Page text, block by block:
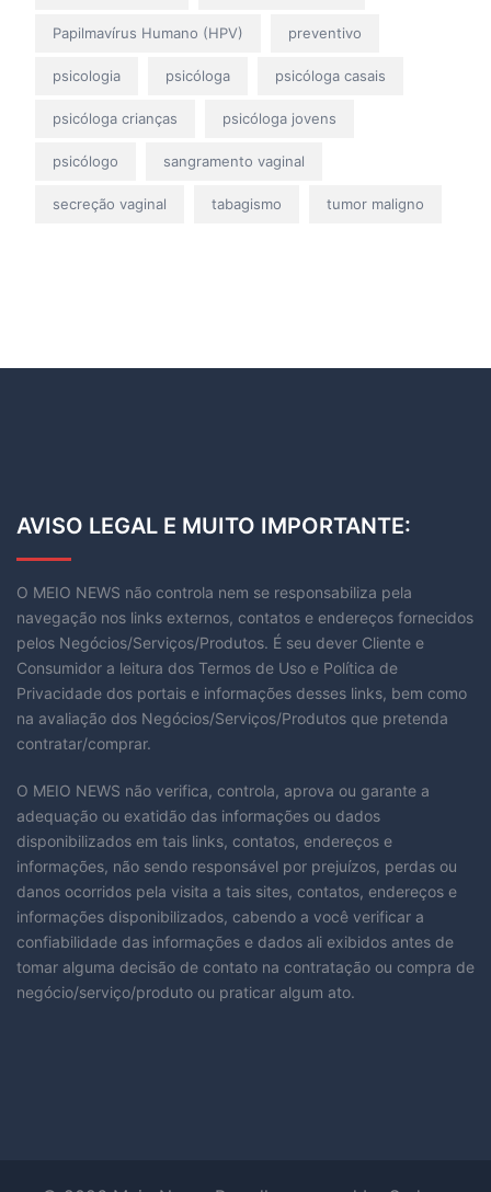
Papilmavírus Humano (HPV) preventivo
psicologia psicóloga psicóloga casais
psicóloga crianças psicóloga jovens
psicólogo sangramento vaginal
secreção vaginal tabagismo tumor maligno
AVISO LEGAL E MUITO IMPORTANTE:
O MEIO NEWS não controla nem se responsabiliza pela
navegação nos links externos, contatos e endereços fornecidos
pelos Negócios/Serviços/Produtos. É seu dever Cliente e
Consumidor a leitura dos Termos de Uso e Política de
Privacidade dos portais e informações desses links, bem como
na avaliação dos Negócios/Serviços/Produtos que pretenda
contratar/comprar.
O MEIO NEWS não verifica, controla, aprova ou garante a
adequação ou exatidão das informações ou dados
disponibilizados em tais links, contatos, endereços e
informações, não sendo responsável por prejuízos, perdas ou
danos ocorridos pela visita a tais sites, contatos, endereços e
informações disponibilizados, cabendo a você verificar a
confiabilidade das informações e dados ali exibidos antes de
tomar alguma decisão de contato na contratação ou compra de
negócio/serviço/produto ou praticar algum ato.